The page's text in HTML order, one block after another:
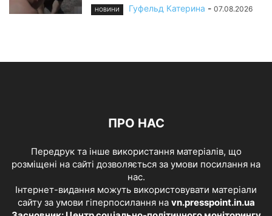
НОВИНИ Гуфельд Катерина - 07.08.2026
ПРО НАС
Передрук та інше використання матеріалів, що
розміщені на сайті дозволяється за умови посилання на
нас.
Інтернет-видання можуть використовувати матеріали
сайту за умови гіперпосилання на vn.presspoint.in.ua